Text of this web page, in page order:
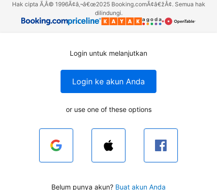
Hak cipta Ã‚Â© 1996Ã¢â‚¬â€œ2025 Booking.comÃ¢â€žÂ¢. Semua hak
dilindungi.
Login untuk melanjutkan
Login ke akun Anda
or use one of these options
Belum punya akun? Buat akun Anda